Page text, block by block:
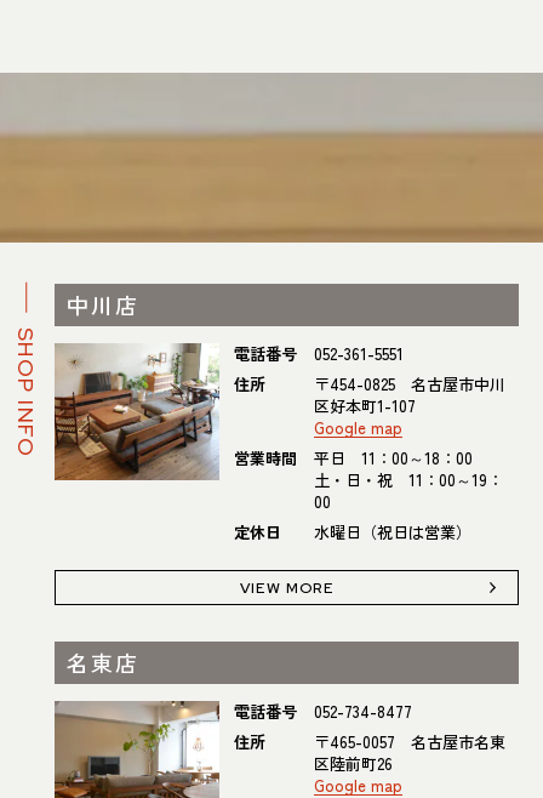
SHOP INFO
中川店
電話番号
052-361-5551
住所
〒454-0825 名古屋市中川
区好本町1-107
Google map
営業時間
平日 11：00～18：00
土・日・祝 11：00～19：
00
定休日
水曜日（祝日は営業）
VIEW MORE
名東店
電話番号
052-734-8477
住所
〒465-0057 名古屋市名東
区陸前町26
Google map